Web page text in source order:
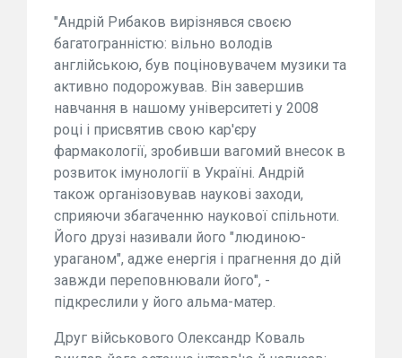
"Андрій Рибаков вирізнявся своєю
багатогранністю: вільно володів
англійською, був поціновувачем музики та
активно подорожував. Він завершив
навчання в нашому університеті у 2008
році і присвятив свою кар'єру
фармакології, зробивши вагомий внесок в
розвиток імунології в Україні. Андрій
також організовував наукові заходи,
сприяючи збагаченню наукової спільноти.
Його друзі називали його "людиною-
ураганом", адже енергія і прагнення до дій
завжди переповнювали його", -
підкреслили у його альма-матер.
Друг військового Олександр Коваль